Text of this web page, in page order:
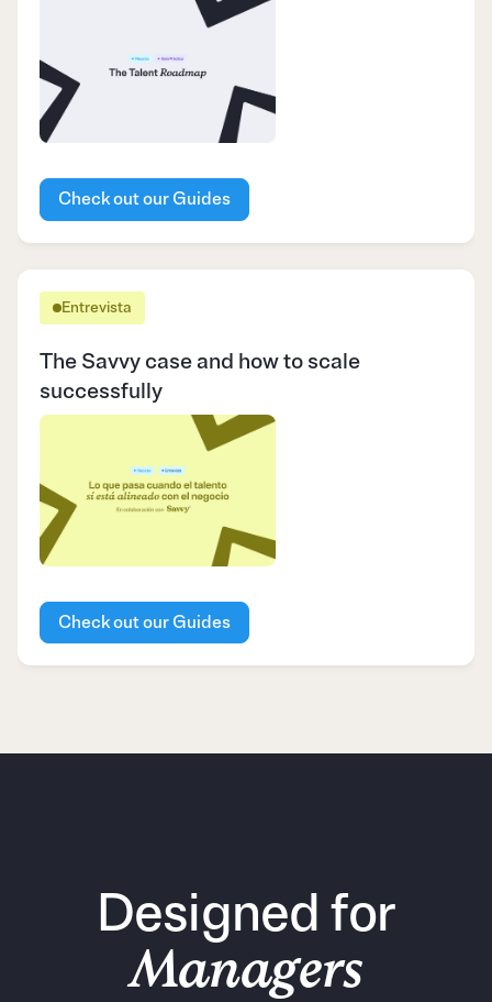
Check out our Guides
Entrevista
The Savvy case and how to scale
successfully​
Check out our Guides
Designed for
Managers